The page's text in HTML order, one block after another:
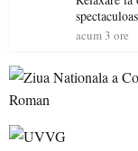
ideale
acum 3 ore